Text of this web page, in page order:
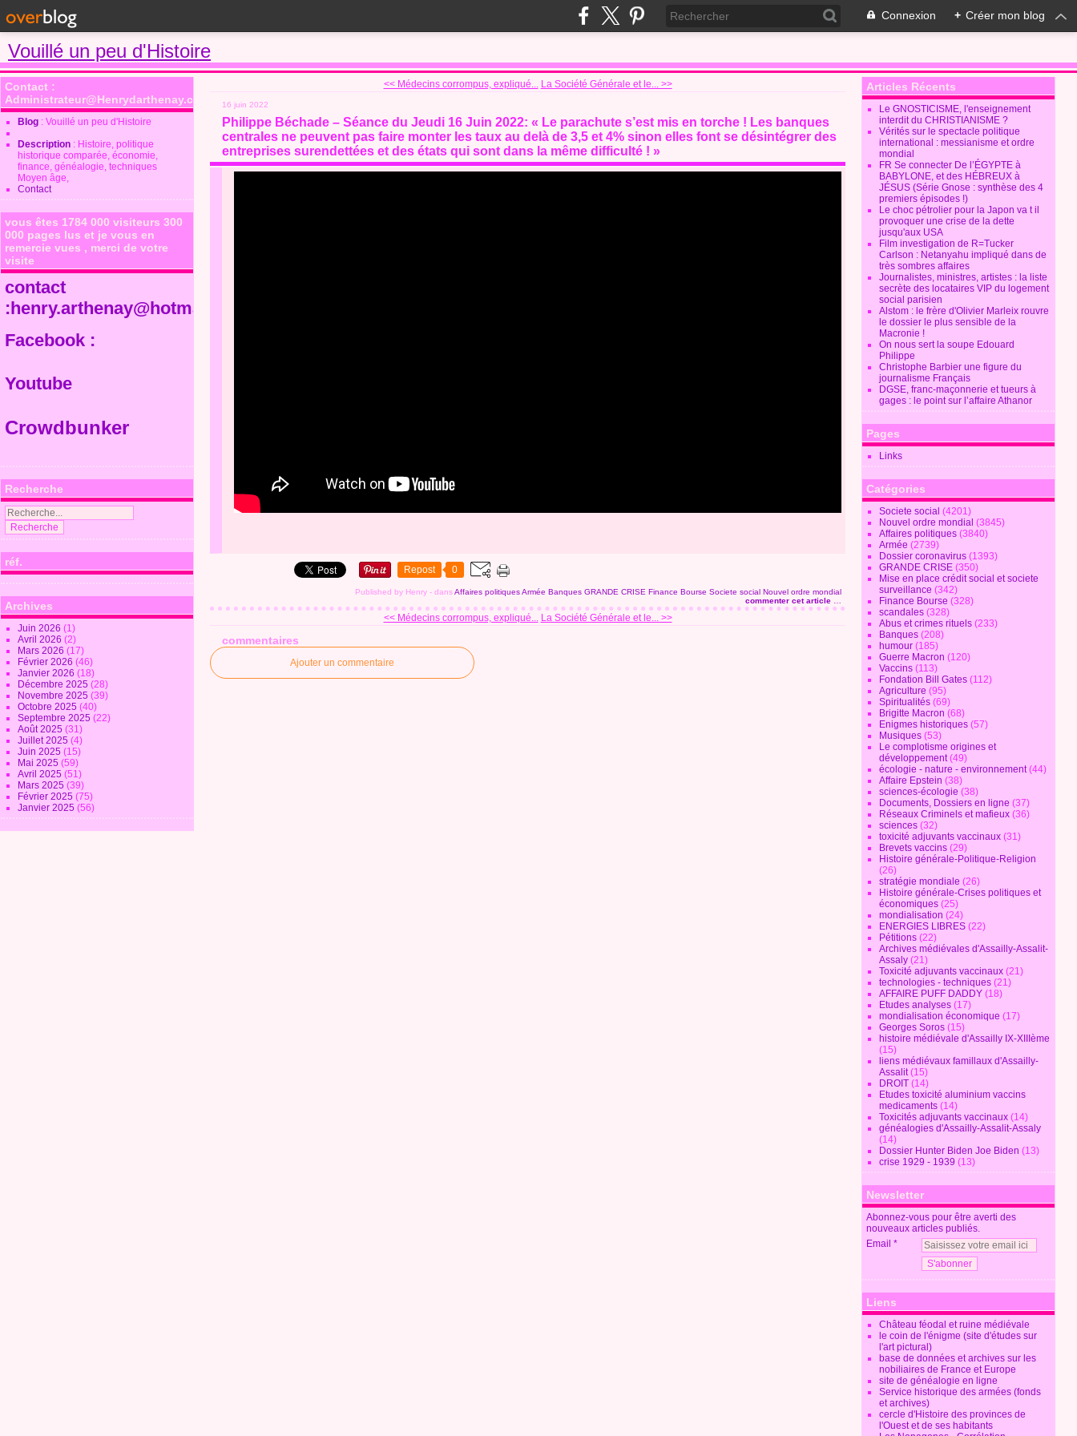
Connexion + Créer mon blog
Vouillé un peu d'Histoire
Contact :
Administrateur@Henrydarthenay.com
Blog : Vouillé un peu d'Histoire
Description : Histoire, politique
historique comparée, économie,
finance, généalogie, techniques
Moyen âge,
Contact
vous êtes 1784 000 visiteurs 300
000 pages lus et je vous en
remercie vues , merci de votre
visite
contact
:henry.arthenay@hotmail.fr
Facebook :
Youtube
Crowdbunker
Recherche
réf.
Archives
Juin 2026(1)
Avril 2026(2)
Mars 2026(17)
Février 2026(46)
Janvier 2026(18)
Décembre 2025(28)
Novembre 2025(39)
Octobre 2025(40)
Septembre 2025(22)
Août 2025(31)
Juillet 2025(4)
Juin 2025(15)
Mai 2025(59)
Avril 2025(51)
Mars 2025(39)
Février 2025(75)
Janvier 2025(56)
<< Médecins corrompus, expliqué... La Société Générale et le... >>
16 juin 2022
Philippe Béchade – Séance du Jeudi 16 Juin 2022: « Le parachute s’est mis en torche ! Les banques
centrales ne peuvent pas faire monter les taux au delà de 3,5 et 4% sinon elles font se désintégrer des
entreprises surendettées et des états qui sont dans la même difficulté ! »
Repost 0
Published by Henry - dansAffaires politiquesArmée Banques GRANDE CRISE Finance Bourse Societe social Nouvel ordre mondial
commenter cet article …
<< Médecins corrompus, expliqué... La Société Générale et le... >>
commentaires
Ajouter un commentaire
Articles Récents
Le GNOSTICISME, l'enseignement
interdit du CHRISTIANISME ?
Vérités sur le spectacle politique
international : messianisme et ordre
mondial
FR Se connecter De l’ÉGYPTE à
BABYLONE, et des HÉBREUX à
JÉSUS (Série Gnose : synthèse des 4
premiers épisodes !)
Le choc pétrolier pour la Japon va t il
provoquer une crise de la dette
jusqu'aux USA
Film investigation de R=Tucker
Carlson : Netanyahu impliqué dans de
très sombres affaires
Journalistes, ministres, artistes : la liste
secrète des locataires VIP du logement
social parisien
Alstom : le frère d'Olivier Marleix rouvre
le dossier le plus sensible de la
Macronie !
On nous sert la soupe Edouard
Philippe
Christophe Barbier une figure du
journalisme Français
DGSE, franc-maçonnerie et tueurs à
gages : le point sur l’affaire Athanor
Pages
Links
Catégories
Societe social (4201)
Nouvel ordre mondial (3845)
Affaires politiques (3840)
Armée (2739)
Dossier coronavirus (1393)
GRANDE CRISE (350)
Mise en place crédit social et societe
surveillance (342)
Finance Bourse (328)
scandales (328)
Abus et crimes rituels (233)
Banques (208)
humour (185)
Guerre Macron (120)
Vaccins (113)
Fondation Bill Gates (112)
Agriculture (95)
Spiritualités (69)
Brigitte Macron (68)
Enigmes historiques (57)
Musiques (53)
Le complotisme origines et
développement(49)
écologie - nature - environnement(44)
Affaire Epstein (38)
sciences-écologie (38)
Documents, Dossiers en ligne (37)
Réseaux Criminels et mafieux (36)
sciences (32)
toxicité adjuvants vaccinaux (31)
Brevets vaccins (29)
Histoire générale-Politique-Religion
(26)
stratégie mondiale (26)
Histoire générale-Crises politiques et
économiques (25)
mondialisation (24)
ENERGIES LIBRES (22)
Pétitions (22)
Archives médiévales d'Assailly-Assalit-
Assaly (21)
Toxicité adjuvants vaccinaux (21)
technologies - techniques (21)
AFFAIRE PUFF DADDY (18)
Etudes analyses (17)
mondialisation économique (17)
Georges Soros (15)
histoire médiévale d'Assailly IX-XIIIème
(15)
liens médiévaux famillaux d'Assailly-
Assalit(15)
DROIT (14)
Etudes toxicité aluminium vaccins
medicaments (14)
Toxicités adjuvants vaccinaux (14)
généalogies d'Assailly-Assalit-Assaly
(14)
Dossier Hunter Biden Joe Biden (13)
crise 1929 - 1939 (13)
Newsletter
Abonnez-vous pour être averti des
nouveaux articles publiés.
Email
Liens
Château féodal et ruine médiévale
le coin de l'énigme (site d'études sur
l'art pictural)
base de données et archives sur les
nobiliaires de France et Europe
site de généalogie en ligne
Service historique des armées (fonds
et archives)
cercle d'Histoire des provinces de
l'Ouest et de ses habitants